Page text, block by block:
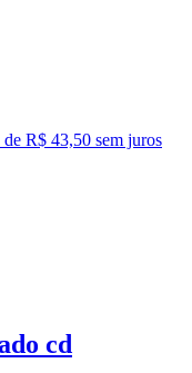
de R$ 43,50 sem juros
cd